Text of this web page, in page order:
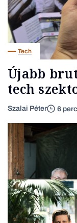
Tech
Újabb
tech
Szalai Péter 6 perc